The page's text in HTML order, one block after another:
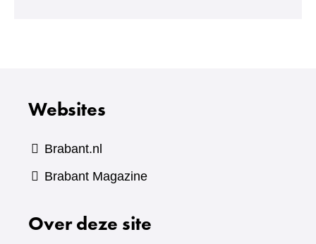
Websites
Brabant.nl
Brabant Magazine(verwijst
een
Over deze site